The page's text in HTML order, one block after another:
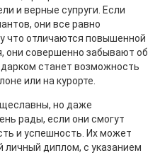
и верные супруги. Если
они все равно
что отличаются повышенной
они совершенно забывают об
станет возможность
или на курорте.
но даже
рады, если они смогут
и успешность. Их может
диплом, с указанием